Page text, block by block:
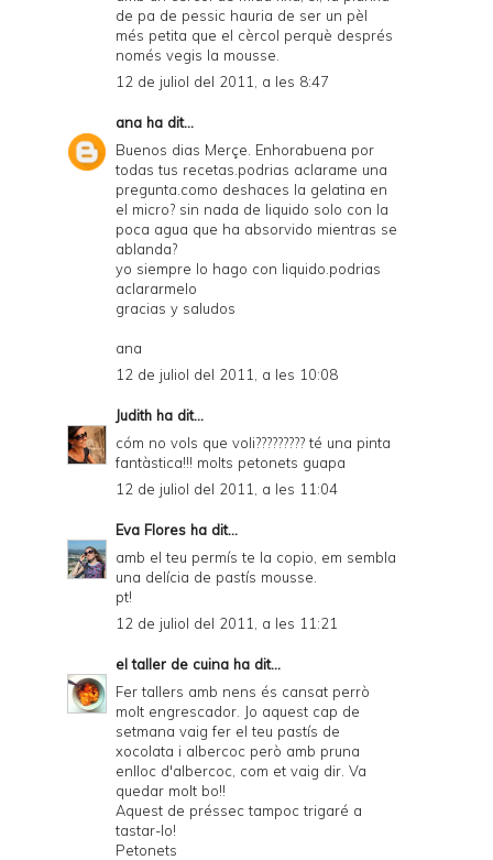
de pa de pessic hauria de ser un pèl
més petita que el cèrcol perquè després
només vegis la mousse.
12 de juliol del 2011, a les 8:47
ana ha dit...
Buenos dias Merçe. Enhorabuena por
todas tus recetas.podrias aclarame una
pregunta.como deshaces la gelatina en
el micro? sin nada de liquido solo con la
poca agua que ha absorvido mientras se
ablanda?
yo siempre lo hago con liquido.podrias
aclararmelo
gracias y saludos
ana
12 de juliol del 2011, a les 10:08
Judith ha dit...
cóm no vols que voli????????? té una pinta
fantàstica!!! molts petonets guapa
12 de juliol del 2011, a les 11:04
Eva Flores ha dit...
amb el teu permís te la copio, em sembla
una delícia de pastís mousse.
pt!
12 de juliol del 2011, a les 11:21
el taller de cuina ha dit...
Fer tallers amb nens és cansat perrò
molt engrescador. Jo aquest cap de
setmana vaig fer el teu pastís de
xocolata i albercoc però amb pruna
enlloc d'albercoc, com et vaig dir. Va
quedar molt bo!!
Aquest de préssec tampoc trigaré a
tastar-lo!
Petonets